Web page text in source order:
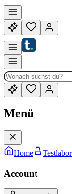
Menü
Home Testlabor
Account